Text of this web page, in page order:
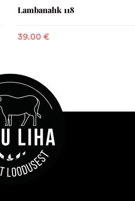
Lambanahk 118
39.00 €